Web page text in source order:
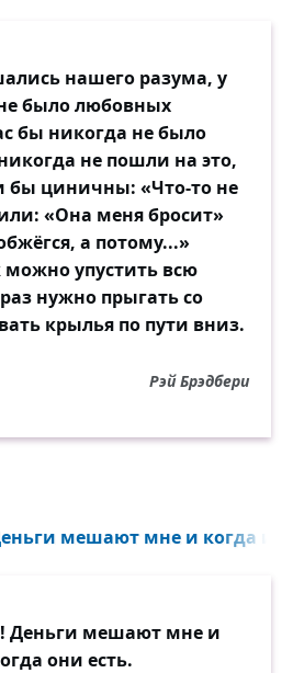
нашего разума, у
было любовных
бы никогда не было
не пошли на это,
бы циничны: «Что-то не
«Она меня бросит»
а потому...»
можно упустить всю
нужно прыгать со
крылья по пути вниз.
Рэй Брэдбери
мешают мне и когда их
Деньги мешают мне и
они есть.